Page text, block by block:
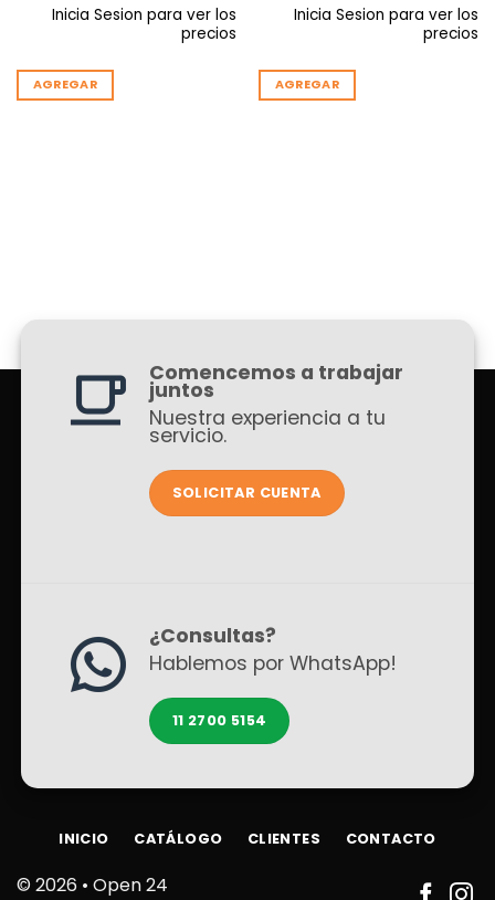
Inicia Sesion para ver los
precios
AGREGAR
Inicia Sesion para ver los
precios
AGREGAR
Comencemos a trabajar
juntos
Nuestra experiencia a tu
servicio.
SOLICITAR CUENTA
¿Consultas?
Hablemos por WhatsApp!
11 2700 5154
© 2026 • Open 24
INICIO CATÁLOGO CLIENTES CONTACTO